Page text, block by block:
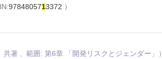
9784805713372 ）
著 , 範囲: 第6章 「開発リスクとジェンダー」）